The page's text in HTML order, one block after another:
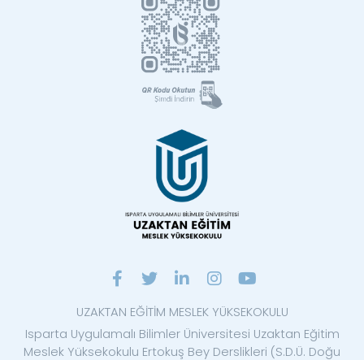
UZAKTAN EĞİTİM MESLEK YÜKSEKOKULU
Isparta Uygulamalı Bilimler Üniversitesi Uzaktan Eğitim
Meslek Yüksekokulu Ertokuş Bey Derslikleri (S.D.Ü. Doğu